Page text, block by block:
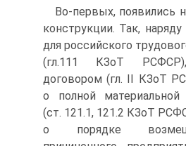
Во-первых, появились
конструкции. Так,
для российского
(гл.111 КЗоТ
договором (гл. II КЗоТ
о полной материальной
(ст. 121.1, 121.2 КЗоТ
о порядке